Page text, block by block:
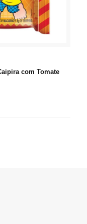
com Tomate